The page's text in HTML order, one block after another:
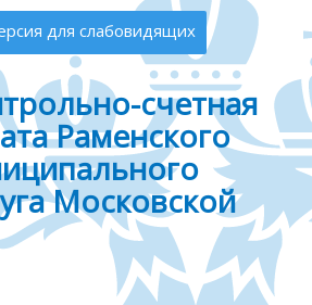
для слабовидящих
счетная
Раменского
Московской